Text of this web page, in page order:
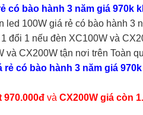
có bào hành 3 năm giá 970k
led 100W giá rẻ có bào hành
đổi 1 nếu đèn XC100W và
và CX200W tận nơi trên Toàn
rẻ có bào hành 3 năm giá 970k
970.000đ và CX200W giá còn